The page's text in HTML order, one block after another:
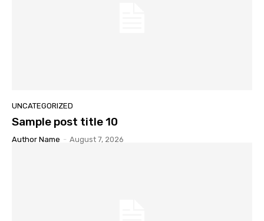
UNCATEGORIZED
Sample post title 10
Author Name - August 7, 2026